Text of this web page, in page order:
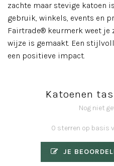
zachte maar stevige katoen
gebruik, winkels, events en
Fairtrade® keurmerk weet
wijze is gemaakt. Een
een positieve impact.
Katoenen
Nog niet
0 sterren op basis
JE